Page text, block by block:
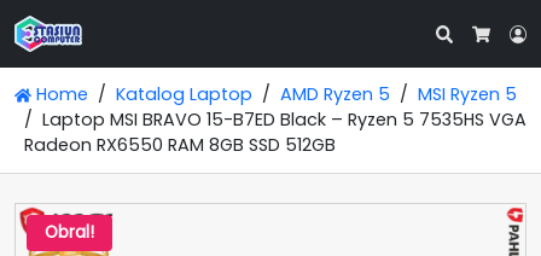
Search
Home Katalog Laptop AMD Ryzen 5
MSI Ryzen 5
Laptop MSI BRAVO 15-B7ED Black – Ryzen 5 7535HS VGA
Radeon RX6550 RAM 8GB SSD 512GB
Obral!